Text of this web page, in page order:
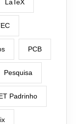
LaTeX
PCB
Pesquisa
Padrinho